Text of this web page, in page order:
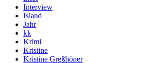
Interview
Island
Jahr
kk
Krimi
Kristine
Kristine Greßhöner